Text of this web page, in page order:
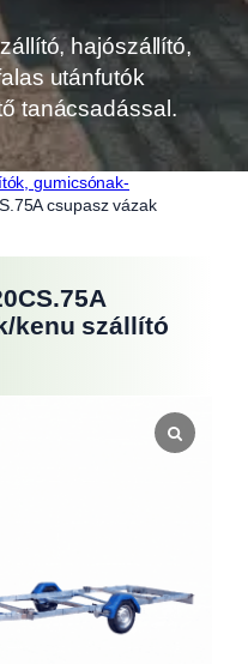
hajószállító,
utánfutók
tanácsadással.
gumicsónak-
csupasz vázak
kenu szállító